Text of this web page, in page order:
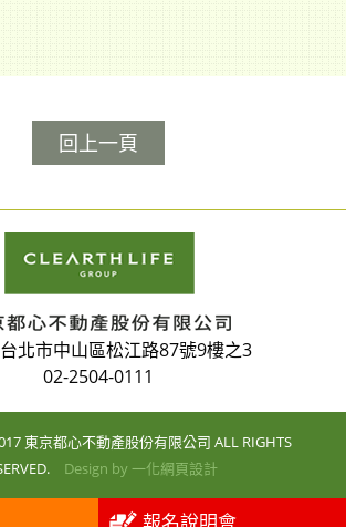
回上一頁
北市中山區松江路87號9樓之3
02-2504-0111
東京都心不動產股份有限公司 ALL RIGHTS
Design by 一化網頁設計